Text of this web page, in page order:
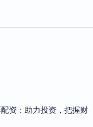
资：助力投资，把握财